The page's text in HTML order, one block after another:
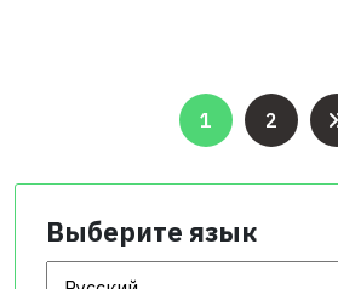
Пагинация
записей
1 2
Выберите язык
Выберите язык